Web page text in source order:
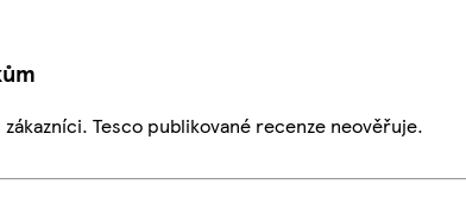
Tesco publikované recenze neověřuje.